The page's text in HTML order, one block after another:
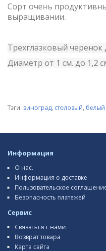
Сорт очень
выращивании.
Трехглазковый черенок
Диаметр от 1 см. до 1,2
Тэги: виноград, столовый, белый
Информация
О нас.
Информация о доставке
Пользовательское
Безопасность платежей
Сервис
Связаться с нами
Возврат товара
Карта сайта